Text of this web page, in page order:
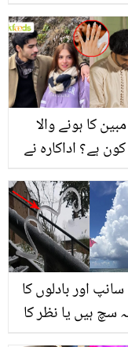
اداکارہ، مداح
کرنے لگے
کا ہونے والا
ہے؟ اداکارہ نے
اور بادلوں کا
سچ ہیں یا نظر کا